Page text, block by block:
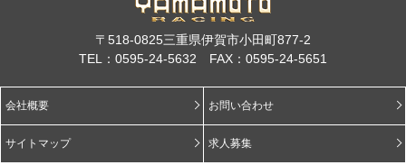
〒518-0825三重県伊賀市小田町877-2
TEL：0595-24-5632 FAX：0595-24-5651
会社概要 お問い合わせ
サイトマップ 求人募集